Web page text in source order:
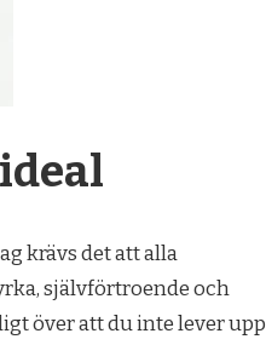
krävs det att alla
självförtroende och
över att du inte lever upp